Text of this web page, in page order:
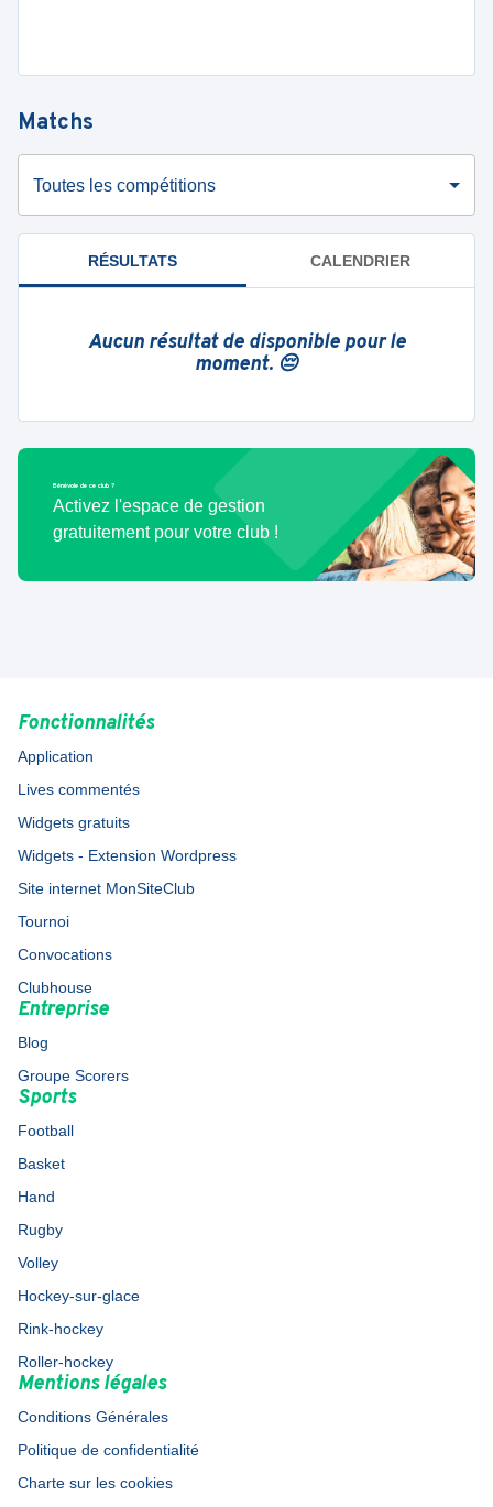
Matchs
Toutes les compétitions
RÉSULTATS CALENDRIER
Aucun résultat de disponible pour le
moment. 😔
Bénévole de ce club ?
Activez l'espace de gestion
gratuitement pour votre club !
Fonctionnalités
Application
Lives commentés
Widgets gratuits
Widgets - Extension Wordpress
Site internet MonSiteClub
Tournoi
Convocations
Clubhouse
Entreprise
Blog
Groupe Scorers
Sports
Football
Basket
Hand
Rugby
Volley
Hockey-sur-glace
Rink-hockey
Roller-hockey
Mentions légales
Conditions Générales
Politique de confidentialité
Charte sur les cookies